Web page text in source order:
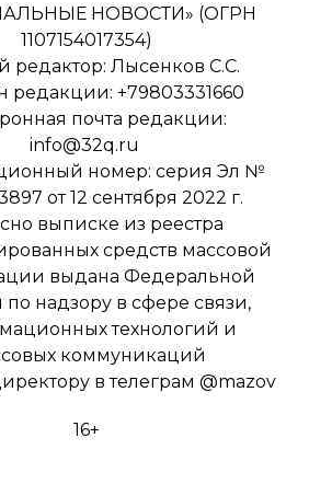
НОВОСТИ» (ОГРН
1107154017354)
редактор: Лысенков С.С.
редакции: +79803331660
почта редакции:
info@32q.ru
номер: серия Эл №
от 12 сентября 2022 г.
выписке из реестра
средств массовой
выдана Федеральной
надзору в сфере связи,
технологий и
коммуникаций
в телеграм @mazov
16+